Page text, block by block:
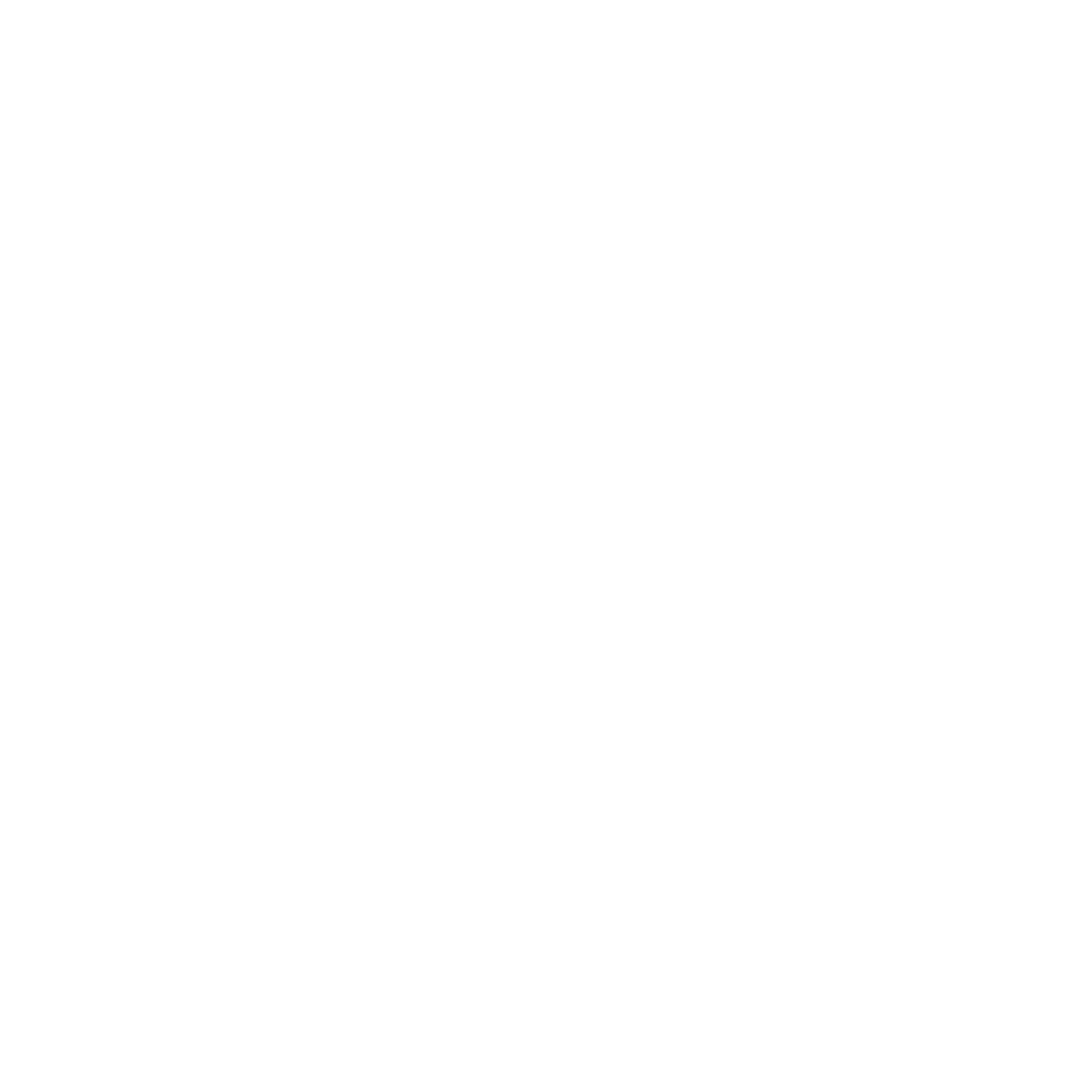
Woche nehmen wir euch hier mit in die faszinierende Unterwasserwelt Ägyptens, berichten von
aus dem Land der Pharaonen. Außerdem gibt es immer wieder nützliche Tipps und Empfehlungen für alle, die ihren Urlaub in
beim Lesen und Abtauchen! Die erste Juliwoche in Ägypten im Überblick, hier sind die News der Woche frisch aus Hurghada!
von seiner besonders schönen Seite. Unsere Taucherinnen und Taucher durften von farbenprächtigen Korallengärten bis hin zu
noch eine zutrauliche Schildkröte und ein Adlerrochen. Eine längere Anfahrt, die sich mal wieder voll und ganz ausgezahlt hat!
Und wo lockt es uns gerne hin, wenn das Wetter traumhaft ist? Natürlich ans Carless Reef und nach Shaab Pinky! Auch diesmal
üppiger Korallenbewuchs, Schildkröten und Adlerrochen. Unschlagbar!
waren daheim und auch bereit, mit uns eine Runde durchs Wasser zu gleiten. Beim Durchzählen kamen wir auf mindestens 23 Stück.
Tauchplatz so heißt, weiß man heute auch nicht mehr so genau. Mantas sieht man hier quasi nie, dafür aber einen wunderschönen
Norden und Süden war unser Giftriff eine willkommene Abwechslung. Wir freuten uns über die vielen versteckten Drachenköpfe und
entspannte und lange Tauchgänge. Zur Wochenmitte stand neben den zwei regulären Tauchgängen auch noch ein Stopp an der Balena an.
Guide.
der tropischen Meere. Trotz seines Namens trägt das erwachsene Tier keine Streifen, sondern ein auffälliges Leopardenmuster. Das führt
Rote Meer bis nach Australien. Sie bewohnen Korallenriffe sowie Sand- und Geröllböden in Küstennähe. Tagsüber ruhen sie meist
Ihr bevorzugtes Menü sind Schnecken, Muscheln, Krabben und kleine Fische, die sie mit ihrem kräftigen Saugmaul aus dem Sand ziehen.
friedlich und sind für Menschen absolut ungefährlich.
oder sehen sie entspannt dahin gleiten. Das ist jedes Mal ein unvergesslicher Anblick. Hier bei uns in Hurghada gibt es einige wenige